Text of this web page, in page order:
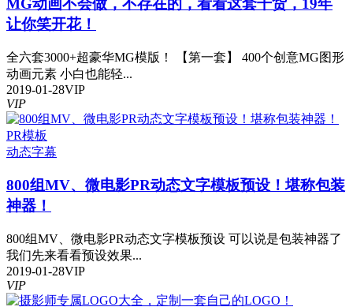
MG动画不会做，不存在的，看看这套干货，19年
让你笑开花！
全六套3000+超豪华MG模版！ 【第一套】 400个创意MG图形
动画元素 小白也能轻...
2019-01-28VIP
VIP
PR模板
动态字幕
800组MV、微电影PR动态文字模板预设！堪称包装
神器！
800组MV、微电影PR动态文字模板预设 可以说是包装神器了
我们先来看看预设效果...
2019-01-28VIP
VIP